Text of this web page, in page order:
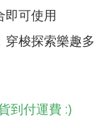
即可使用
穿梭探索樂趣多
到付運費 :)